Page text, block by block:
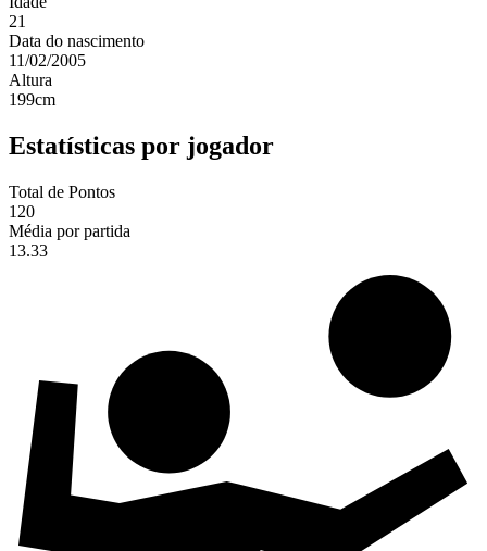
21
Data do nascimento
11/02/2005
Altura
199cm
Estatísticas por jogador
Total de Pontos
120
Média por partida
13.33